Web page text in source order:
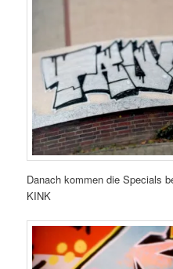
Danach kommen die Specials
KINK